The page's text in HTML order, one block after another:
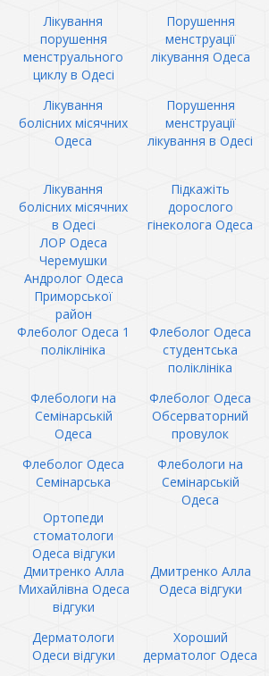
Лікування
порушення
менструального
циклу в Одесі
Порушення
менструації
лікування Одеса
Лікування
болісних місячних
Одеса
Порушення
менструації
лікування в Одесі
Лікування
болісних місячних
в Одесі
Підкажіть
дорослого
гінеколога Одеса
ЛОР Одеса
Черемушки
Андролог Одеса
Приморської
район
Флеболог Одеса 1
поліклініка
Флеболог Одеса
студентська
поліклініка
Флебологи на
Семінарській
Одеса
Флеболог Одеса
Обсерваторний
провулок
Флеболог Одеса
Семінарська
Флебологи на
Семінарській
Одеса
Ортопеди
стоматологи
Одеса відгуки
Дмитренко Алла
Михайлівна Одеса
відгуки
Дмитренко Алла
Одеса відгуки
Дерматологи
Одеси відгуки
Хороший
дерматолог Одеса